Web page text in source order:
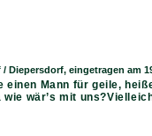
Diepersdorf, eingetragen am
einen Mann für geile,
wär’s mit